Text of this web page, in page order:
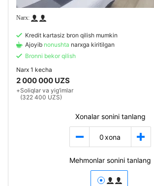
Kredit kartasiz bron qilish mumkin
Ajoyib nonushta narxga kiritilgan
Bronni bekor qilish
Narx 1 kecha
2 000 000 UZS
+Soliqlar va yig‘imlar
(322 400 UZS)
Xonalar sonini tanlang
0 xona
Mehmonlar sonini tanlang